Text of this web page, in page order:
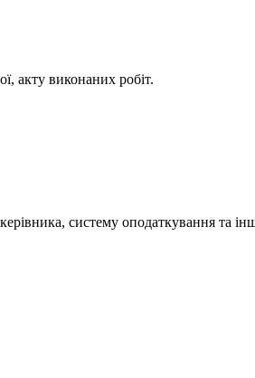
акту виконаних робіт.
систему оподаткування та